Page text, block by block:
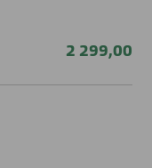
2 299,00